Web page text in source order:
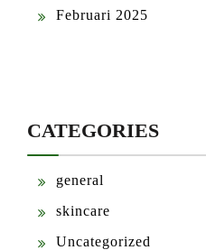
Februari 2025
CATEGORIES
general
skincare
Uncategorized